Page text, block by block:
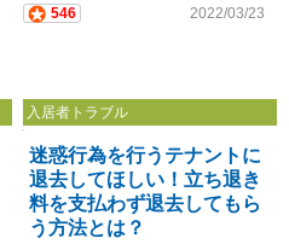
546 2022/03/23
入居者トラブル
迷惑行為を行うテナントに
退去してほしい！立ち退き
料を支払わず退去してもら
う方法とは？